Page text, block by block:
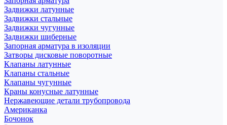
Задвижки латунные
Задвижки стальные
Задвижки чугунные
Задвижки шиберные
Запорная арматура в изоляции
Затворы дисковые поворотные
Клапаны латунные
Клапаны стальные
Клапаны чугунные
Краны конусные латунные
Нержавеющие детали трубопровода
Американка
Бочонок